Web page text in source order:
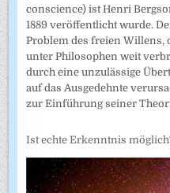
conscience) ist Henri
1889 veröffentlicht wurde.
Problem des freien Willens,
unter Philosophen weit
durch eine unzulässige
auf das Ausgedehnte
zur Einführung seiner
Ist echte Erkenntnis